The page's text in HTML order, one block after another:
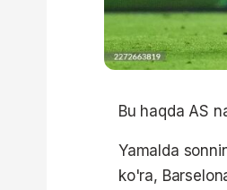
Bu haqda AS
Yamalda
ko'ra,